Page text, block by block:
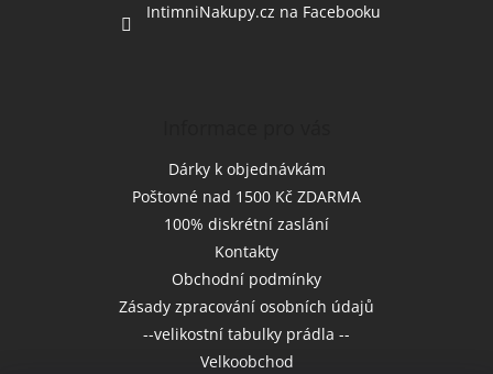
IntimniNakupy.cz na Facebooku
Dárky k objednávkám
Poštovné nad 1500 Kč ZDARMA
100% diskrétní zaslání
Kontakty
Obchodní podmínky
Zásady zpracování osobních údajů
--velikostní tabulky prádla --
Velkoobchod